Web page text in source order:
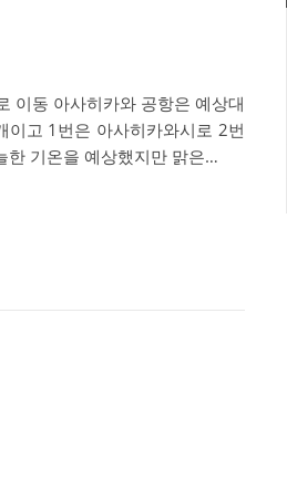
이동 아사히카와 공항은 예상대
고 1번은 아사히카와시로 2번
한 기온을 예상했지만 맑은…